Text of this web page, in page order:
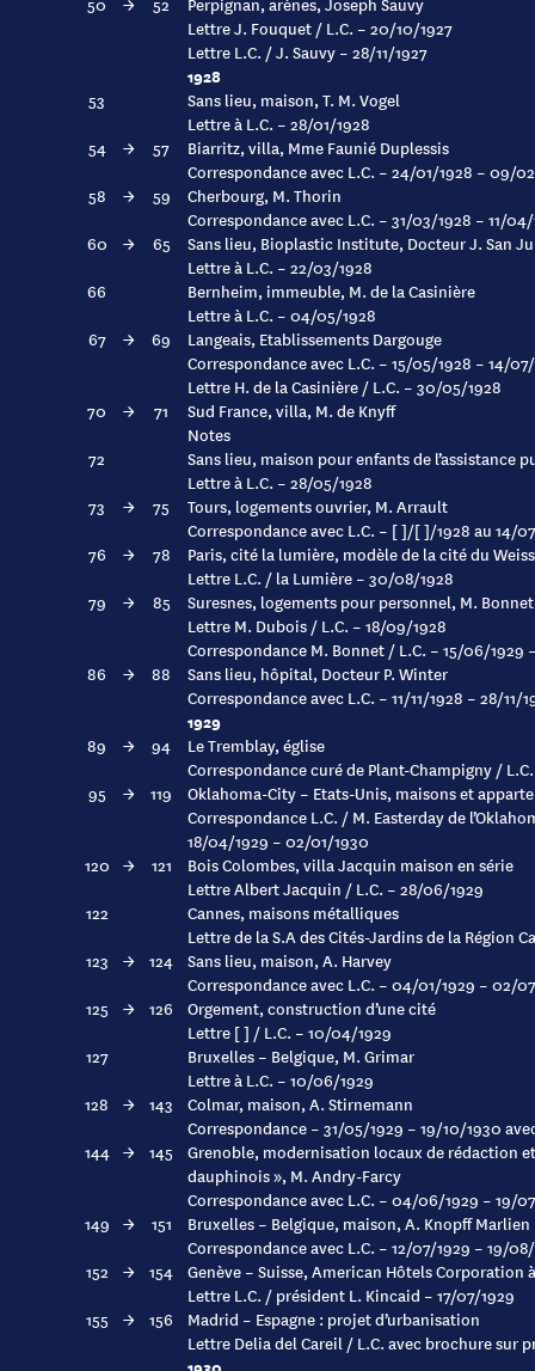
Lettre J. Fouquet / L.C. – 20/10/1927
Lettre L.C. / J. Sauvy – 28/11/1927
1928
53
Sans lieu, maison, T. M. Vogel
Lettre à L.C. – 28/01/1928
54
→ 57
Biarritz, villa, Mme Faunié Duplessis
Correspondance avec L.C. – 24/01/1928 – 09/
58
→ 59
Cherbourg, M. Thorin
Correspondance avec L.C. – 31/03/1928 – 11/
60
→ 65
Sans lieu, Bioplastic Institute, Docteur J. San
Lettre à L.C. – 22/03/1928
66
Bernheim, immeuble, M. de la Casinière
Lettre à L.C. – 04/05/1928
67
→ 69
Langeais, Etablissements Dargouge
Correspondance avec L.C. – 15/05/1928 – 14/
Lettre H. de la Casinière / L.C. – 30/05/1928
70
→ 71
Sud France, villa, M. de Knyff
Notes
72
Sans lieu, maison pour enfants de l’assistance
Lettre à L.C. – 28/05/1928
73
→ 75
Tours, logements ouvrier, M. Arrault
Correspondance avec L.C. – [ ]/[ ]/1928 au 14/
76
→ 78
Paris, cité la lumière, modèle de la cité du
Lettre L.C. / la Lumière – 30/08/1928
79
→ 85
Suresnes, logements pour personnel, M. Bonnet
Lettre M. Dubois / L.C. – 18/09/1928
Correspondance M. Bonnet / L.C. – 15/06/1929
86
→ 88
Sans lieu, hôpital, Docteur P. Winter
Correspondance avec L.C. – 11/11/1928 – 28/11/
1929
89 → 94
Le Tremblay, église
Correspondance curé de Plant-Champigny /
95
→ 119
Oklahoma-City – Etats-Unis, maisons et
Correspondance L.C. / M. Easterday de
18/04/1929 – 02/01/1930
120 → 121
Bois Colombes, villa Jacquin maison en série
Lettre Albert Jacquin / L.C. – 28/06/1929
122
Cannes, maisons métalliques
Lettre de la S.A des Cités-Jardins de la Région
123
→ 124 Sans lieu, maison, A. Harvey
Correspondance avec L.C. – 04/01/1929 – 02/
125
→ 126
Orgement, construction d’une cité
Lettre [ ] / L.C. – 10/04/1929
127
Bruxelles – Belgique, M. Grimar
Lettre à L.C. – 10/06/1929
128
→ 143
Colmar, maison, A. Stirnemann
Correspondance – 31/05/1929 – 19/10/1930
144 → 145
Grenoble, modernisation locaux de rédaction
dauphinois », M. Andry-Farcy
Correspondance avec L.C. – 04/06/1929 – 19/
149 → 151
Bruxelles – Belgique, maison, A. Knopff Marlien
Correspondance avec L.C. – 12/07/1929 – 19/
152
→ 154 Genève – Suisse, American Hôtels Corporation
Lettre L.C. / président L. Kincaid – 17/07/1929
155
→ 156
Madrid – Espagne : projet d’urbanisation
Lettre Delia del Careil / L.C. avec brochure sur